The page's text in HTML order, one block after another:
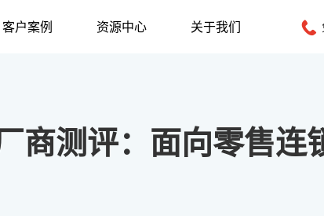
客户案例 资源中心 关于我们
商测评：面向零售连